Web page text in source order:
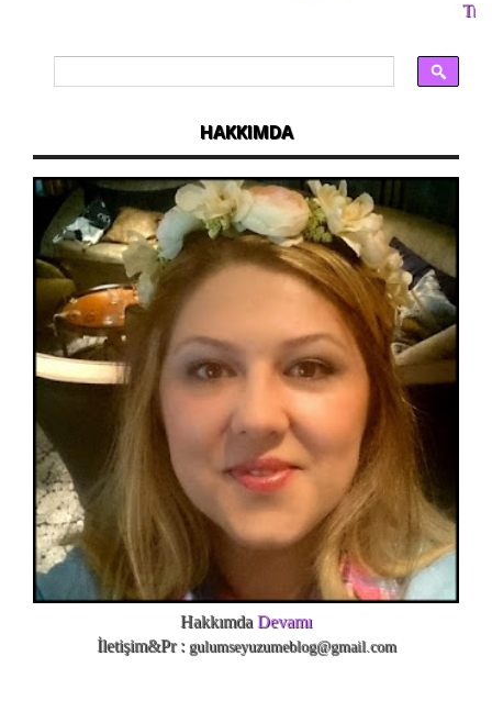
HAKKIMDA
HakkımdaDevamı
İletişim&Pr : gulumseyuzumeblog@gmail.com